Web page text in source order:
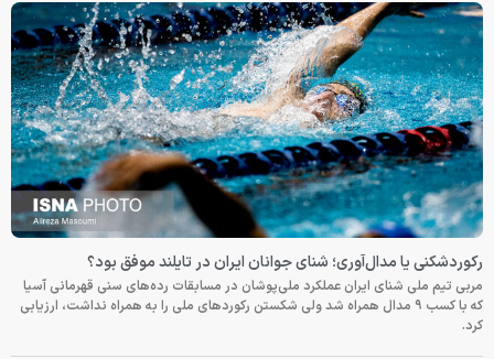
رکوردشکنی یا مدال‌آوری؛ شنای جوانان ایران در تایلند موفق بود؟
مربی تیم ملی شنای ایران عملکرد ملی‌پوشان در مسابقات رده‌های سنی قهرمانی آسیا
که با کسب ۹ مدال همراه شد ولی شکستن رکوردهای ملی را به همراه نداشت، ارزیابی
کرد.